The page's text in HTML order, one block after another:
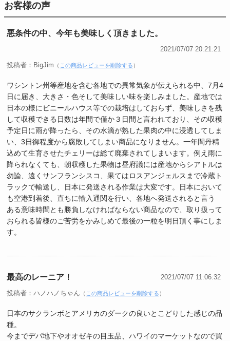
お客様の声
悪条件の中、今年も美味しく頂きました。
2021/07/07 20:21:21
投稿者：BigJim （ この商品レビューを削除する ）
ワシントン州等産地を含む各地での異常気象が伝えられる中、7月4
日に届き、大きさ・色そして美味しい味を楽しみました。産地では
日本の様にビニールハウス等での栽培はしておらず、美味しさを残
して収穫できる日数は年間で僅か３日間と言われており、その収穫
予定日に雨が降ったら、その水滴が熟した果肉の中に浸透してしま
い、3日御程度から腐敗してしまい商品になりません。一年間丹精
込めて生育させたチェリーは総て廃棄されてしまいます。例え雨に
降られなくても、朝収穫した果物は昼府議には産地からシアトルは
勿論、遠くサンフランシスコ、果てはロスアンジェルスまで冷蔵ト
ラックで輸送し、日本に発送される作業は大変です。日本において
も空港到着後、直ちに輸入通関を行い、各地へ発送されると言う
ある意味時間とも勝負しなければならない商品なので、取り扱って
おられる皆様のご苦労をかみしめて最後の一粒を明日頂く事にしま
す。
最高のレーニア！ 2021/07/07 11:06:32
投稿者：ハノハノちゃん （ この商品レビューを削除する ）
日本のサクランボとアメリカのダークの良いとこどりした感じの品
種。
今までデパ地下やオオゼキの目玉品、ハワイのマーケットなので買